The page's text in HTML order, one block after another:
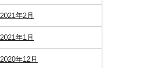
2021年2月
2021年1月
2020年12月